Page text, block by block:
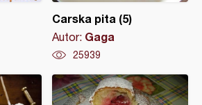
Carska pita (5)
Autor: Gaga
25939